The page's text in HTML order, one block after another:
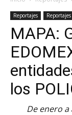
Reportajes
MAPA:
los
De enero